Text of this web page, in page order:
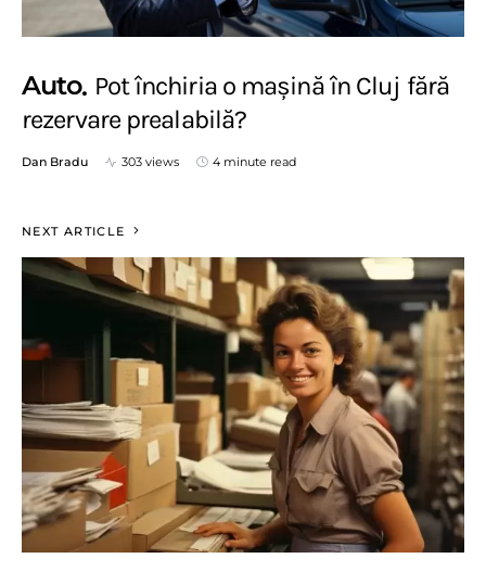
Auto Pot închiria o mașină în Cluj fără
rezervare prealabilă?
Dan Bradu 303 views 4 minute read
NEXT ARTICLE